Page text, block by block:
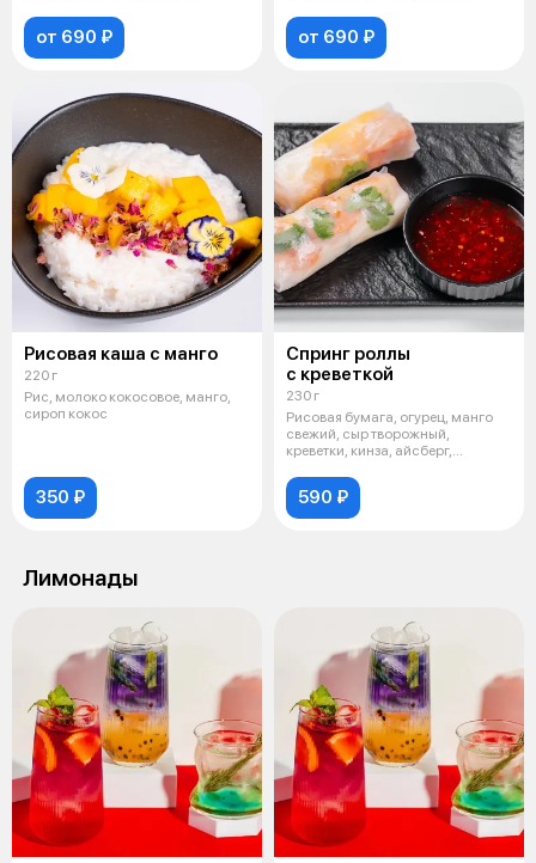
от 690 ₽ от 690 ₽
Рисовая каша с манго
220 г
Рис, молоко кокосовое, манго,
сироп кокос
350 ₽
Спринг роллы
с креветкой
230 г
Рисовая бумага, огурец, манго
свежий, сыр творожный,
креветки, кинза, айсберг,
590 ₽
Лимонады